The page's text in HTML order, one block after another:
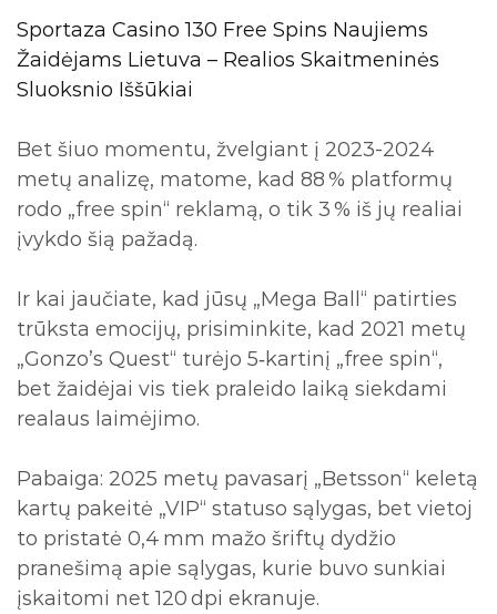
Sportaza Casino 130 Free Spins Naujiems
Žaidėjams Lietuva – Realios Skaitmeninės
Sluoksnio Iššūkiai
Bet šiuo momentu, žvelgiant į 2023-2024
metų analizę, matome, kad 88 % platformų
rodo „free spin“ reklamą, o tik 3 % iš jų realiai
įvykdo šią pažadą.
Ir kai jaučiate, kad jūsų „Mega Ball“ patirties
trūksta emocijų, prisiminkite, kad 2021 metų
„Gonzo’s Quest“ turėjo 5‑kartinį „free spin“,
bet žaidėjai vis tiek praleido laiką siekdami
realaus laimėjimo.
Pabaiga: 2025 metų pavasarį „Betsson“ keletą
kartų pakeitė „VIP“ statuso sąlygas, bet vietoj
to pristatė 0,4 mm mažo šriftų dydžio
pranešimą apie sąlygas, kurie buvo sunkiai
įskaitomi net 120 dpi ekranuje.